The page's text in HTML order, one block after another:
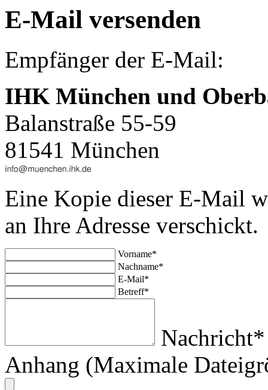
E-Mail versenden
Empfänger der E-Mail:
IHK München und
Balanstraße 55-59
81541 München
Eine Kopie dieser E-Mail
an Ihre Adresse verschickt.
Vorname*
Nachname*
E-Mail*
Betreff*
Nachricht*
Anhang (Maximale